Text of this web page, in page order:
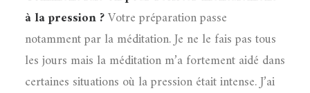
à la pression ?Votre préparation passe
notamment par la méditation. Je ne le fais pas tous
les jours mais la méditation m’a fortement aidé dans
certaines situations où la pression était intense. J’ai